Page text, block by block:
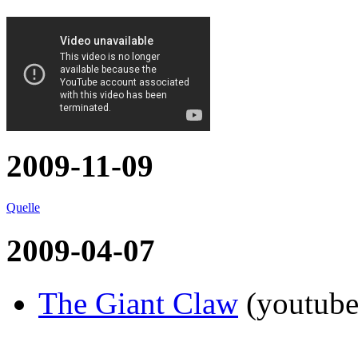
2009-11-09
Quelle
2009-04-07
The Giant Claw